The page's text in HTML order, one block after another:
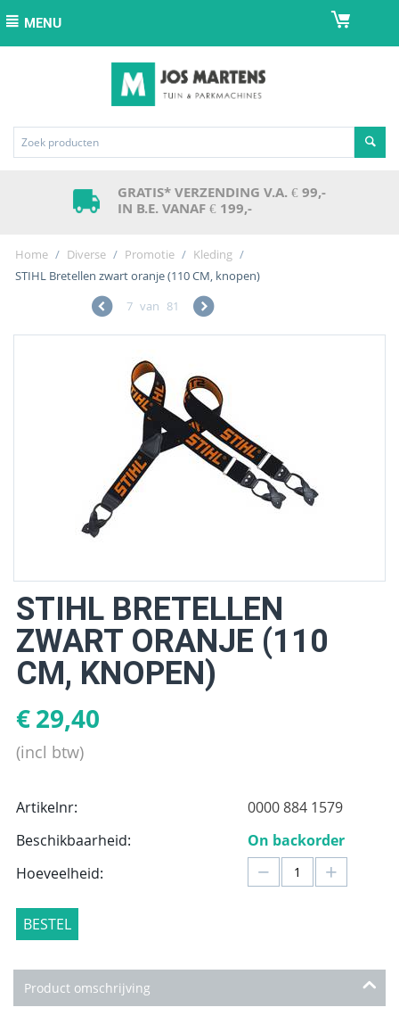
MENU
GRATIS* VERZENDING V.A. € 99,-
IN B.E. VANAF € 199,-
Home / Diverse / Promotie / Kleding /
STIHL Bretellen zwart oranje (110 CM, knopen)
7 van 81
STIHL BRETELLEN
ZWART ORANJE (110
CM, KNOPEN)
€29,40
(incl btw)
Artikelnr:
0000 884 1579
Beschikbaarheid:
On backorder
Hoeveelheid:
+
−
BESTEL
Product omschrijving